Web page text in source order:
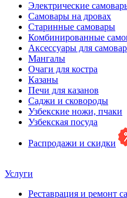
Электрические
Cамовары на дровах
Старинные самовары
Комбинированные
Аксессуары для
Мангалы
Очаги для костра
Казаны
Печи для казанов
Саджи и сковороды
Узбекские ножи, пчаки
Узбекская посуда
Распродажи и скидки
Услуги
Реставрация и ремонт